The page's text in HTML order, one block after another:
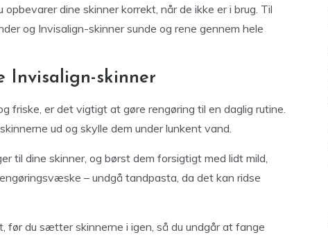
dine skinner korrekt, når de ikke er i brug. Til
og Invisalign-skinner sunde og rene gennem hele
Invisalign-skinner
friske, er det vigtigt at gøre rengøring til en daglig rutine.
ud og skylle dem under lunkent vand.
til dine skinner, og børst dem forsigtigt med lidt mild,
– undgå tandpasta, da det kan ridse
før du sætter skinnerne i igen, så du undgår at fange